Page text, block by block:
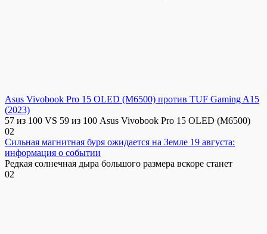
Asus Vivobook Pro 15 OLED (M6500) против TUF Gaming A15
(2023)
57 из 100 VS 59 из 100 Asus Vivobook Pro 15 OLED (M6500)
02
Сильная магнитная буря ожидается на Земле 19 августа:
информация о событии
Редкая солнечная дыра большого размера вскоре станет
02